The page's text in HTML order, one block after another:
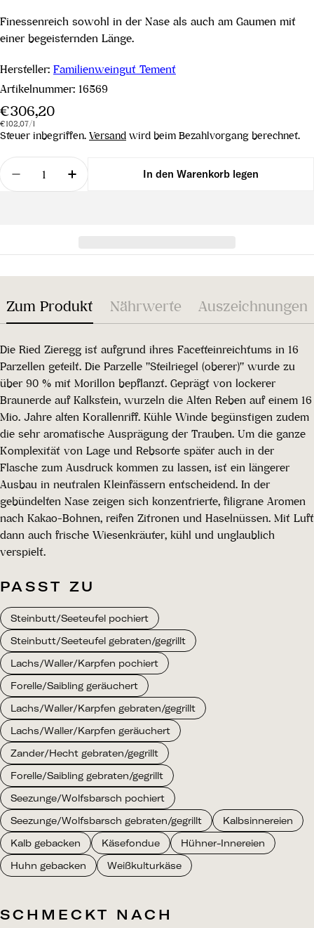
Finessenreich sowohl in der Nase als auch am Gaumen mit
einer begeisternden Länge.
Hersteller: Familienweingut Tement
Artikelnummer: 16569
Regulärer
Preis
€306,20
Stückpreis
€102,07/pro
l
Steuer inbegriffen. Versand wird beim Bezahlvorgang berechnet.
Menge
Menge für Morillon Zieregg Große-STK-Lage
Menge für Morillon Zieregg Große-STK-
In den Warenkorb legen
Zum Produkt Nährwerte Auszeichnungen
Die Ried Zieregg ist aufgrund ihres Facetteinreichtums in 16
Parzellen geteilt. Die Parzelle "Steilriegel (oberer)" wurde zu
über 90 % mit Morillon bepflanzt. Geprägt von lockerer
Braunerde auf Kalkstein, wurzeln die Alten Reben auf einem 16
Mio. Jahre alten Korallenriff. Kühle Winde begünstigen zudem
die sehr aromatische Ausprägung der Trauben. Um die ganze
Komplexität von Lage und Rebsorte später auch in der
Flasche zum Ausdruck kommen zu lassen, ist ein längerer
Ausbau in neutralen Kleinfässern entscheidend. In der
gebündelten Nase zeigen sich konzentrierte, filigrane Aromen
nach Kakao-Bohnen, reifen Zitronen und Haselnüssen. Mit Luft
dann auch frische Wiesenkräuter, kühl und unglaublich
verspielt.
PASST ZU
Steinbutt/Seeteufel pochiert
Steinbutt/Seeteufel gebraten/gegrillt
Lachs/Waller/Karpfen pochiert
Forelle/Saibling geräuchert
Lachs/Waller/Karpfen gebraten/gegrillt
Lachs/Waller/Karpfen geräuchert
Zander/Hecht gebraten/gegrillt
Forelle/Saibling gebraten/gegrillt
Seezunge/Wolfsbarsch pochiert
Seezunge/Wolfsbarsch gebraten/gegrillt
Kalbsinnereien
Kalb gebacken
Käsefondue
Hühner-Innereien
Huhn gebacken
Weißkulturkäse
SCHMECKT NACH